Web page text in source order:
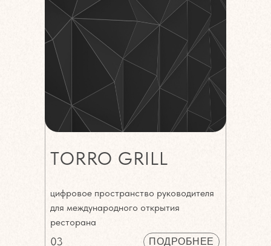
TORRO GRILL
цифровое пространство руководителя
для международного открытия
ресторана
03 ПОДРОБНЕЕ